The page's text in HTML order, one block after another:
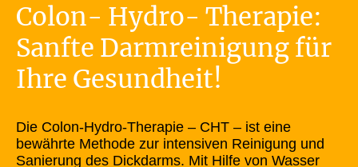
Colon- Hydro- Therapie:
Sanfte Darmreinigung für
Ihre Gesundheit!
Die Colon-Hydro-Therapie – CHT – ist eine
bewährte Methode zur intensiven Reinigung und
Sanierung des Dickdarms. Mit Hilfe von Wasser